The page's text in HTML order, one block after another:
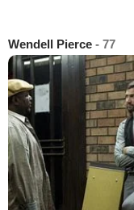
Wendell Pierce - 77